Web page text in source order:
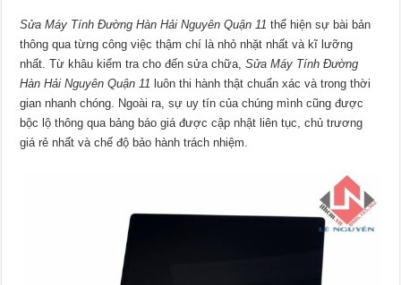
Sửa Máy Tính Đường Hàn Hải Nguyên Quận 11thể hiện sự bài bản
thông qua từng công việc thậm chí là nhỏ nhặt nhất và kĩ lưỡng
nhất. Từ khâu kiểm tra cho đến sửa chữa,Sửa Máy Tính Đường
Hàn Hải Nguyên Quận 11 luôn thi hành thật chuẩn xác và trong thời
gian nhanh chóng. Ngoài ra, sự uy tín của chúng mình cũng được
bộc lộ thông qua bảng báo giá được cập nhật liên tục, chủ trương
giá rẻ nhất và chế độ bảo hành trách nhiệm.